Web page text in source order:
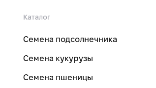
Каталог
Семена подсолнечника
Семена кукурузы
Семена пшеницы